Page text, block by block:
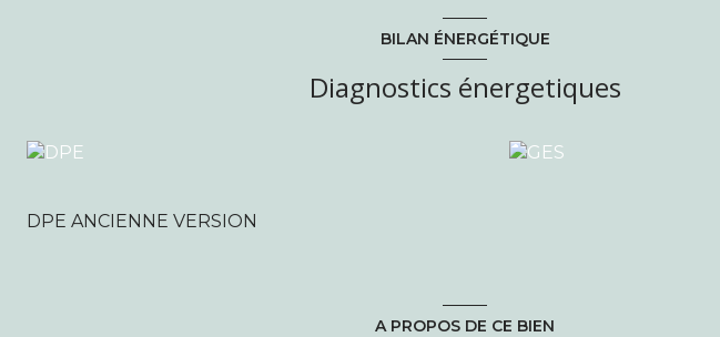
BILAN ÉNERGÉTIQUE
Diagnostics énergetiques
DPE ANCIENNE VERSION
A PROPOS DE CE BIEN